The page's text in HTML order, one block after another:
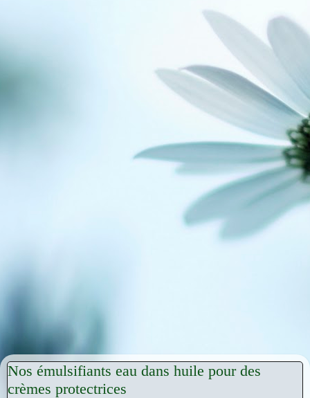
Nos émulsifiants eau dans huile pour des
crèmes protectrices